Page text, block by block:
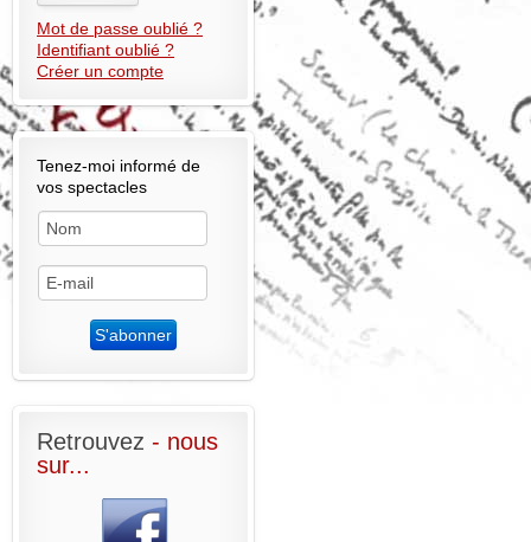
Mot de passe oublié ?
Identifiant oublié ?
Créer un compte
Tenez-moi informé de
vos spectacles
Retrouvez - nous
sur...